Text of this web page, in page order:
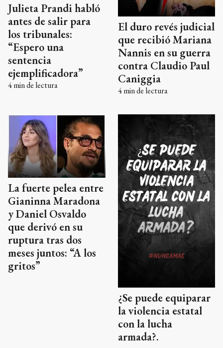
Julieta Prandi habló
antes de salir para
los tribunales:
“Espero una
sentencia
ejemplificadora”
4min de lectura
El duro revés judicial
que recibió Mariana
Nannis en su guerra
contra Claudio Paul
Caniggia
4min de lectura
La fuerte pelea entre
Gianinna Maradona
y Daniel Osvaldo
que derivó en su
ruptura tras dos
meses juntos: “A los
gritos”
¿Se puede equiparar
la violencia estatal
con la lucha
armada?.